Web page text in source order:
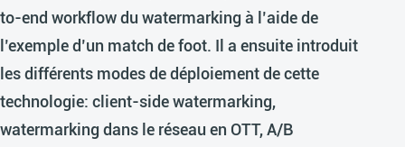
to-end workflow du watermarking à l’aide de
l’exemple d’un match de foot. Il a ensuite introduit
les différents modes de déploiement de cette
technologie: client-side watermarking,
watermarking dans le réseau en OTT, A/B